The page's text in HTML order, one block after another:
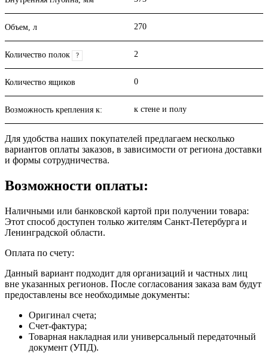
Объем, л 270
Количество полок ? 2
Количество ящиков 0
Возможность крепления к: к стене и полу
Для удобства наших покупателей предлагаем несколько
вариантов оплаты заказов, в зависимости от региона доставки
и формы сотрудничества.
Возможности оплаты:
Наличными или банковской картой при получении товара:
Этот способ доступен только жителям Санкт-Петербурга и
Ленинградской области.
Оплата по счету:
Данный вариант подходит для организаций и частных лиц
вне указанных регионов. После согласования заказа вам будут
предоставлены все необходимые документы:
Оригинал счета;
Счет-фактура;
Товарная накладная или универсальный передаточный
документ (УПД).